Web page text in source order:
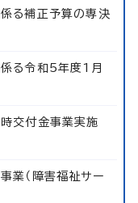
る補正予算の専決
る令和5年度1月
交付金事業実施
業（障害福祉サー